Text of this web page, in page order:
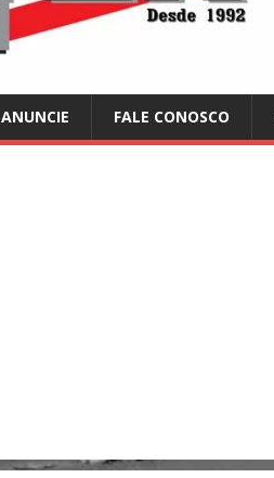
ANUNCIE FALE CONOSCO